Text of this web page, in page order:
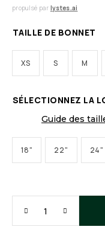
propulsé par lystes.ai
TAILLE DE BONNET
XS S M
SÉLECTIONNEZ LA
Guide des
18" 22" 24"